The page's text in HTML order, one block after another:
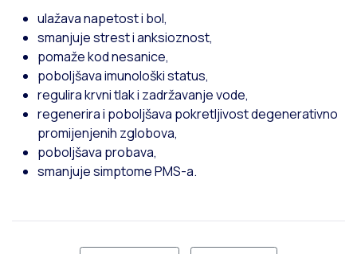
ulažava napetost i bol,
smanjuje strest i anksioznost,
pomaže kod nesanice,
poboljšava imunološki status,
regulira krvni tlak i zadržavanje vode,
regenerira i poboljšava pokretljivost degenerativno
promijenjenih zglobova,
poboljšava probava,
smanjuje simptome PMS-a.